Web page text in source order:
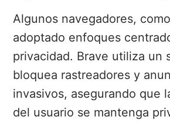
Algunos navegadores, como
adoptado enfoques
privacidad. Brave utiliza un
bloquea rastreadores y
invasivos, asegurando que
del usuario se mantenga